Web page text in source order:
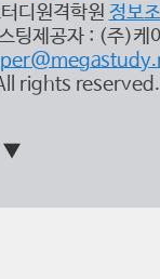
디원격학원 정보
팅제공자 : (주)케
rights reserved.